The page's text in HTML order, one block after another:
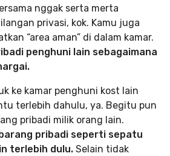
nggak serta merta
privasi, kok. Kamu juga
“area aman” di dalam kamar.
penghuni lain sebagaimana
ke kamar penghuni kost lain
terlebih dahulu, ya. Begitu pun
pribadi milik orang lain.
pribadi seperti sepatu
terlebih dulu. Selain tidak